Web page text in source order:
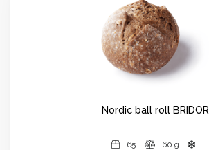
Nordic ball roll BRIDOR
65 60 g